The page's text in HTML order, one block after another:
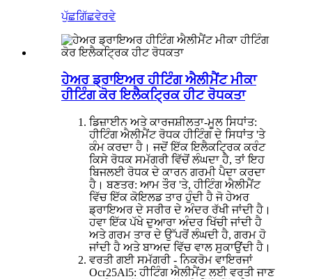
ਪੁੱਛਗਿੱਛਵੇਰਵੇ
ਹੇਅਰ ਡ੍ਰਾਇਅਰ ਹੀਟਿੰਗ ਐਲੀਮੈਂਟ ਮੀਕਾ
ਹੀਟਿੰਗ ਕੋਰ ਇਲੈਕਟ੍ਰਿਕ ਹੀਟ ਰੋਧਕਤਾ
ਡਿਜ਼ਾਈਨ ਅਤੇ ਕਾਰਜਸ਼ੀਲਤਾ-ਮੂਲ ਸਿਧਾਂਤ:
ਹੀਟਿੰਗ ਐਲੀਮੈਂਟ ਰੋਧਕ ਹੀਟਿੰਗ ਦੇ ਸਿਧਾਂਤ 'ਤੇ
ਕੰਮ ਕਰਦਾ ਹੈ। ਜਦੋਂ ਇੱਕ ਇਲੈਕਟ੍ਰਿਕ ਕਰੰਟ
ਕਿਸੇ ਰੋਧਕ ਸਮੱਗਰੀ ਵਿੱਚੋਂ ਲੰਘਦਾ ਹੈ, ਤਾਂ ਇਹ
ਬਿਜਲਈ ਰੋਧਕ ਦੇ ਕਾਰਨ ਗਰਮੀ ਪੈਦਾ ਕਰਦਾ
ਹੈ। ਬਣਤਰ: ਆਮ ਤੌਰ 'ਤੇ, ਹੀਟਿੰਗ ਐਲੀਮੈਂਟ
ਵਿੱਚ ਇੱਕ ਕੋਇਲਡ ਤਾਰ ਹੁੰਦੀ ਹੈ ਜੋ ਹੇਅਰ
ਡ੍ਰਾਇਅਰ ਦੇ ਸਰੀਰ ਦੇ ਅੰਦਰ ਰੱਖੀ ਜਾਂਦੀ ਹੈ।
ਹਵਾ ਇੱਕ ਪੱਖੇ ਦੁਆਰਾ ਅੰਦਰ ਖਿੱਚੀ ਜਾਂਦੀ ਹੈ
ਅਤੇ ਗਰਮ ਤਾਰ ਦੇ ਉੱਪਰੋਂ ਲੰਘਦੀ ਹੈ, ਗਰਮ ਹੋ
ਜਾਂਦੀ ਹੈ ਅਤੇ ਬਾਅਦ ਵਿੱਚ ਵਾਲ ਸੁਕਾਉਂਦੀ ਹੈ।
ਵਰਤੀ ਗਈ ਸਮੱਗਰੀ - ਨਿਕਰੋਮ ਵਾਇਰਜਾਂ
Ocr25Al5: ਹੀਟਿੰਗ ਐਲੀਮੈਂਟ ਲਈ ਵਰਤੀ ਜਾਣ